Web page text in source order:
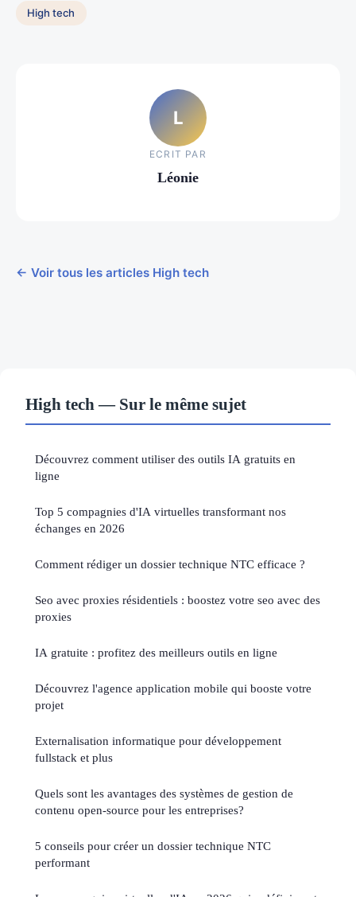
High tech
L
ECRIT PAR
Léonie
← Voir tous les articles High tech
High tech — Sur le même sujet
Découvrez comment utiliser des outils IA gratuits en
ligne
Top 5 compagnies d'IA virtuelles transformant nos
échanges en 2026
Comment rédiger un dossier technique NTC efficace ?
Seo avec proxies résidentiels : boostez votre seo avec des
proxies
IA gratuite : profitez des meilleurs outils en ligne
Découvrez l'agence application mobile qui booste votre
projet
Externalisation informatique pour développement
fullstack et plus
Quels sont les avantages des systèmes de gestion de
contenu open-source pour les entreprises?
5 conseils pour créer un dossier technique NTC
performant